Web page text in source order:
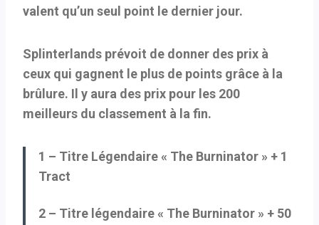
valent qu’un seul point le dernier jour.
Splinterlands prévoit de donner des prix à
ceux qui gagnent le plus de points grâce à la
brûlure. Il y aura des prix pour les 200
meilleurs du classement à la fin.
1 – Titre Légendaire « The Burninator » + 1
Tract
2 – Titre légendaire « The Burninator » + 50